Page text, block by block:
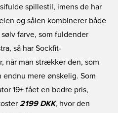
spillestil, imens de har
og sålen kombinerer både
farve, som fuldender
så har Sockfit-
når man strækker den, som
mere ønskelig. Som
19+ fået en bedre pris,
2199 DKK, hvor den